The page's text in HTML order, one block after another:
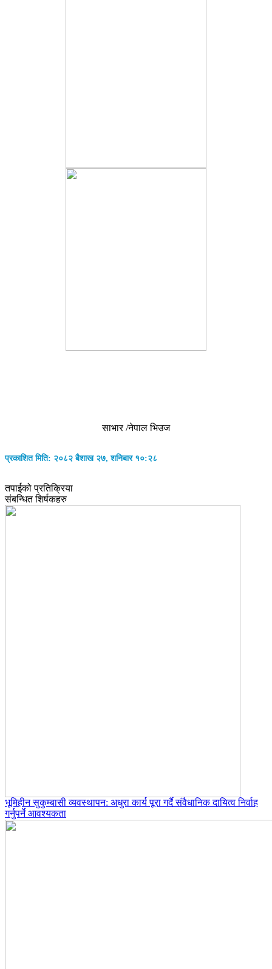
साभार /नेपाल भिउज
प्रकाशित मिति: २०८२ बैशाख २७, शनिबार १०:२८
तपाईको प्रतिक्रिया
संबन्धित शिर्षकहरु
भूमिहीन सुकुम्बासी व्यवस्थापन: अधुरा कार्य पूरा गर्दै संवैधानिक दायित्व निर्वाह
गर्नुपर्ने आवश्यकता